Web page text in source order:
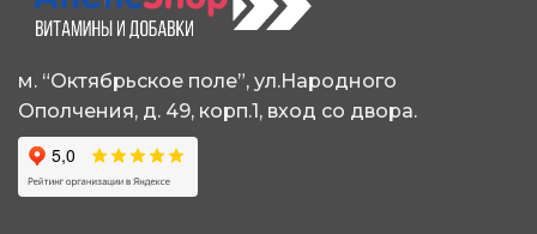
выбрать
на
товара.
выбрать
товара.
м. “Октябрьское поле”, ул.Народного
Ополчения, д. 49, корп.1, вход со двора.